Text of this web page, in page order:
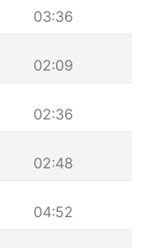
03:36
02:09
02:36
02:48
04:52